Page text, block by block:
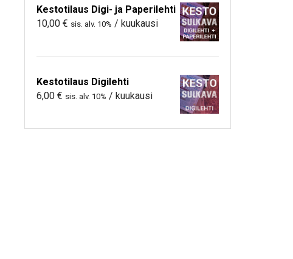
Kestotilaus Digi- ja Paperilehti
10,00 € sis. alv. 10% / kuukausi
Kestotilaus Digilehti
6,00 € sis. alv. 10% / kuukausi